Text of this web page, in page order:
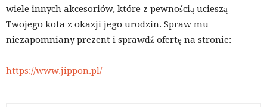
wiele innych akcesoriów, które z pewnością ucieszą
Twojego kota z okazji jego urodzin. Spraw mu
niezapomniany prezent i sprawdź ofertę na stronie:
https://www.jippon.pl/